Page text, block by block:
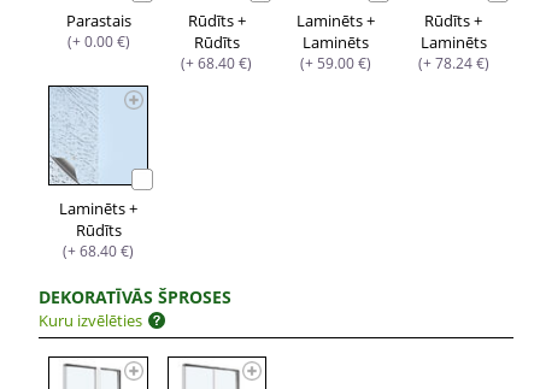
Parastais
(+ 0.00 €)
Rūdīts +
Rūdīts
(+ 68.40 €)
Laminēts +
Laminēts
(+ 59.00 €)
Rūdīts +
Laminēts
(+ 78.24 €)
Laminēts +
Rūdīts
(+ 68.40 €)
DEKORATĪVĀS ŠPROSES
Kuru izvēlēties